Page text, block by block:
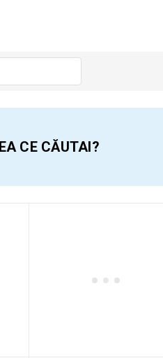
CE CĂUTAI?